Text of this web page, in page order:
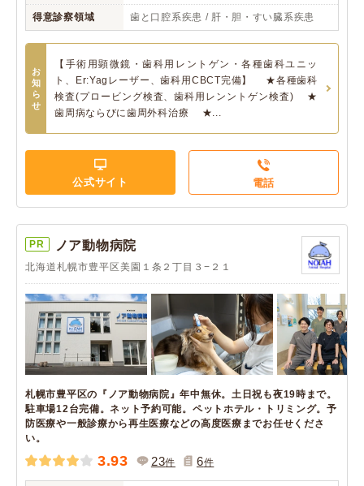
得意診察領域 歯と口腔系疾患 / 肝・胆・すい臓系疾患
お
知
ら
せ
【手術用顕微鏡・歯科用レントゲン・各種歯科ユニッ
ト、Er:Yagレーザー、歯科用CBCT完備】 ★各種歯科
検査(プロービング検査、歯科用レンントゲン検査) ★
歯周病ならびに歯周外科治療 ★...
公式サイト 電話
PR ノア動物病院
北海道札幌市豊平区美園１条２丁目３−２１
札幌市豊平区の『ノア動物病院』年中無休。土日祝も夜19時まで。
駐車場12台完備。ネット予約可能。ペットホテル・トリミング。予
防医療や一般診療から再生医療などの高度医療までお任せくださ
い。
3.93 23件 6件